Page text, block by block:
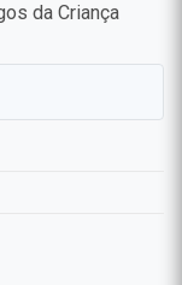
da Criança